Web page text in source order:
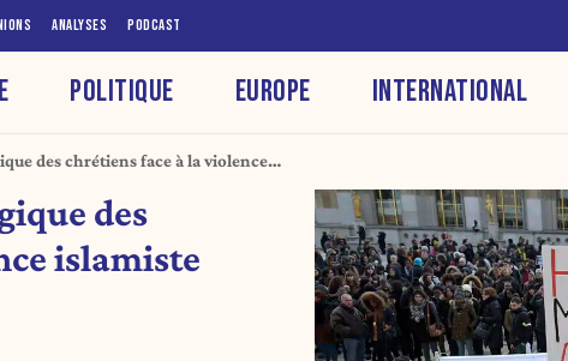
ANALYSES PODCAST
POLITIQUE EUROPE INTERNATIONAL
des chrétiens face à la violence
des
islamiste